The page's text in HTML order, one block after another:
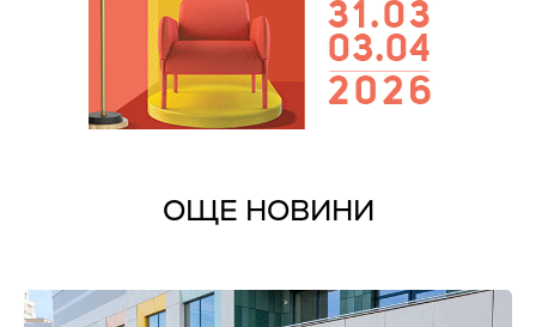
ОЩЕ НОВИНИ